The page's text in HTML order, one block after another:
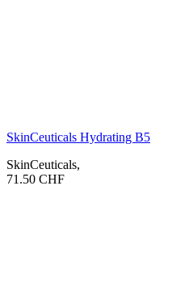
SkinCeuticals Hydrating B5
SkinCeuticals,
71.50 CHF